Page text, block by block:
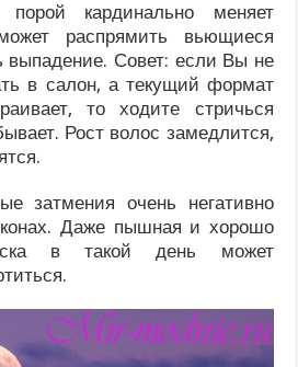
кардинально меняет
распрямить вьющиеся
выпадение. Совет: если Вы не
в салон, а текущий формат
то ходите стричься
Рост волос замедлится,
затмения очень негативно
Даже пышная и хорошо
в такой день может